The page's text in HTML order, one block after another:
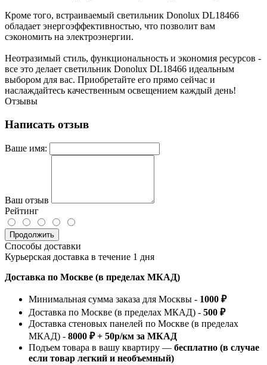
Кроме того, встраиваемый светильник Donolux DL18466
обладает энергоэффективностью, что позволит вам
сэкономить на электроэнергии.
Неотразимый стиль, функциональность и экономия ресурсов -
все это делает светильник Donolux DL18466 идеальным
выбором для вас. Приобретайте его прямо сейчас и
наслаждайтесь качественным освещением каждый день!
Отзывы
Написать отзыв
Ваше имя:
Ваш отзыв
Рейтинг
Продолжить
Способы доставки
Курьерская доставка в течение 1 дня
Доставка по Москве (в пределах МКАД)
Минимальная сумма заказа для Москвы - 1000 ₽
Доставка по Москве (в пределах МКАД) - 500 ₽
Доставка стеновых панелей по Москве (в пределах
МКАД) - 8000 ₽ + 50р/км за МКАД
Подъем товара в вашу квартиру — бесплатно (в случае
если товар легкий и необъемный)